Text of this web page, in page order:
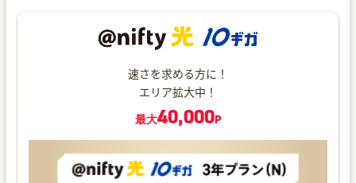
速さを求める方に！
エリア拡大中！
最大40,000P